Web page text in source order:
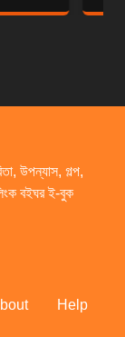
উপন্যাস, গল্প,
বইঘর ই-বুক
Help